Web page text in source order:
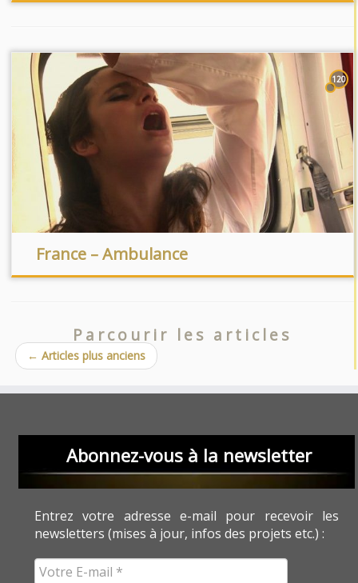
120
France – Ambulance
Parcourir les articles
← Articles plus anciens
Abonnez-vous à la newsletter
Entrez votre adresse e-mail pour recevoir les
newsletters (mises à jour, infos des projets etc.) :